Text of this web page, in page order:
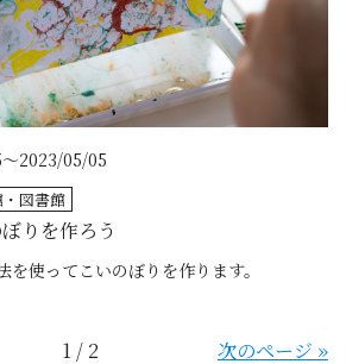
りを作ろう
2023/05/05
を使ってこいのぼりを作ります。
図書館
1 / 2 次のページ »